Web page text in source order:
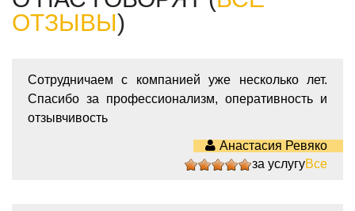
ОТЗЫВЫ)
Сотрудничаем с компанией уже несколько лет.
Спасибо за профессионализм, оперативность и
отзывчивость
Анастасия Ревяко
5
за услугуВсе